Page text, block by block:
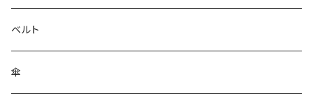
ベルト
傘